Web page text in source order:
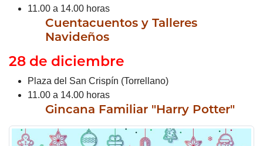
11.00 a 14.00 horas
Cuentacuentos y Talleres
Navideños
28 de diciembre
Plaza del San Crispín (Torrellano)
11.00 a 14.00 horas
Gincana Familiar "Harry Potter"